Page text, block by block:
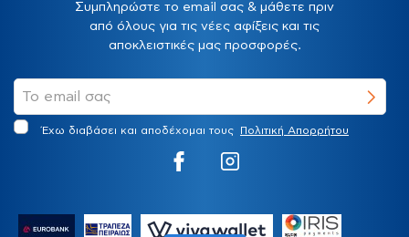
Συμπληρώστε το email σας & μάθετε πριν
από όλους για τις νέες αφίξεις και τις
αποκλειστικές μας προσφορές.
Έχω διαβάσει και αποδέχομαι τους Πολιτική Απορρήτου